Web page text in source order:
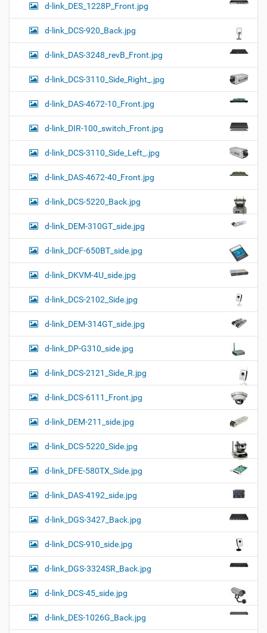
d-link_DES_1228P_Front.jpg
d-link_DCS-920_Back.jpg
d-link_DAS-3248_revB_Front.jpg
d-link_DCS-3110_Side_Right_.jpg
d-link_DAS-4672-10_Front.jpg
d-link_DIR-100_switch_Front.jpg
d-link_DCS-3110_Side_Left_.jpg
d-link_DAS-4672-40_Front.jpg
d-link_DCS-5220_Back.jpg
d-link_DEM-310GT_side.jpg
d-link_DCF-650BT_side.jpg
d-link_DKVM-4U_side.jpg
d-link_DCS-2102_Side.jpg
d-link_DEM-314GT_side.jpg
d-link_DP-G310_side.jpg
d-link_DCS-2121_Side_R.jpg
d-link_DCS-6111_Front.jpg
d-link_DEM-211_side.jpg
d-link_DCS-5220_Side.jpg
d-link_DFE-580TX_Side.jpg
d-link_DAS-4192_side.jpg
d-link_DGS-3427_Back.jpg
d-link_DCS-910_side.jpg
d-link_DGS-3324SR_Back.jpg
d-link_DCS-45_side.jpg
d-link_DES-1026G_Back.jpg